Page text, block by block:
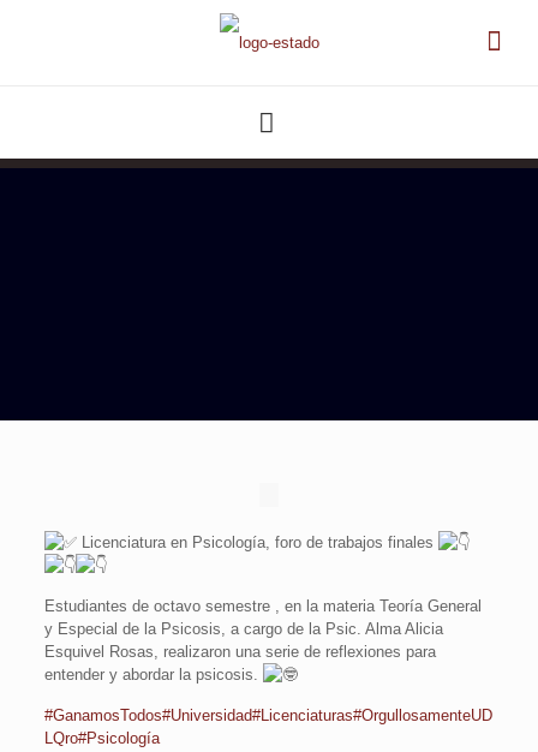
Licenciatura en Psicología, foro de trabajos finales
Estudiantes de octavo semestre , en la materia Teoría General
y Especial de la Psicosis, a cargo de la Psic. Alma Alicia
Esquivel Rosas, realizaron una serie de reflexiones para
entender y abordar la psicosis.
#GanamosTodos#Universidad#Licenciaturas#OrgullosamenteUD
LQro#Psicología